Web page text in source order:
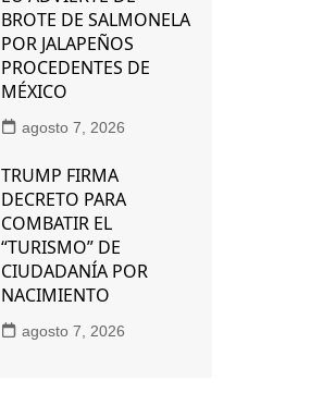
BROTE DE SALMONELA
POR JALAPEÑOS
PROCEDENTES DE
MÉXICO
agosto 7, 2026
TRUMP FIRMA
DECRETO PARA
COMBATIR EL
“TURISMO” DE
CIUDADANÍA POR
NACIMIENTO
agosto 7, 2026